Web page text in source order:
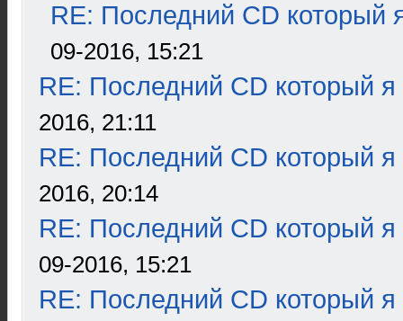
RE: Последний CD который
09-2016, 15:21
RE: Последний CD который я
2016, 21:11
RE: Последний CD который я
2016, 20:14
RE: Последний CD который я
09-2016, 15:21
RE: Последний CD который я